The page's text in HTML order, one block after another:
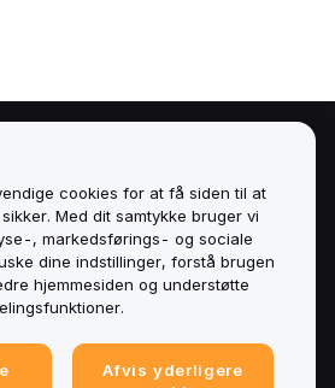
cookies for at få siden til at
Med dit samtykke bruger vi
, markedsførings- og sociale
dine indstillinger, forstå brugen
hjemmesiden og understøtte
Afvis yderligere